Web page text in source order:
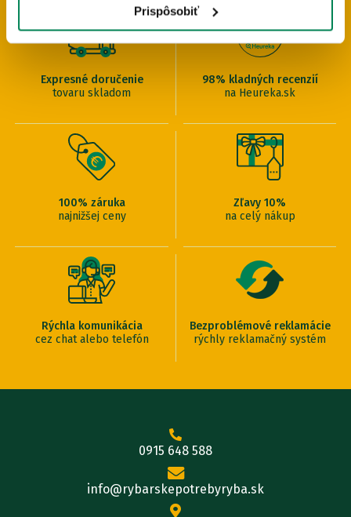
Prispôsobiť
Expresné doručenie
tovaru skladom
98% kladných recenzií
na Heureka.sk
100% záruka
najnižšej ceny
Zľavy 10%
na celý nákup
Rýchla komunikácia
cez chat alebo telefón
Bezproblémové reklamácie
rýchly reklamačný systém
0915 648 588
info@rybarskepotrebyryba.sk